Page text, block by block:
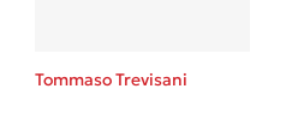
Tommaso Trevisani